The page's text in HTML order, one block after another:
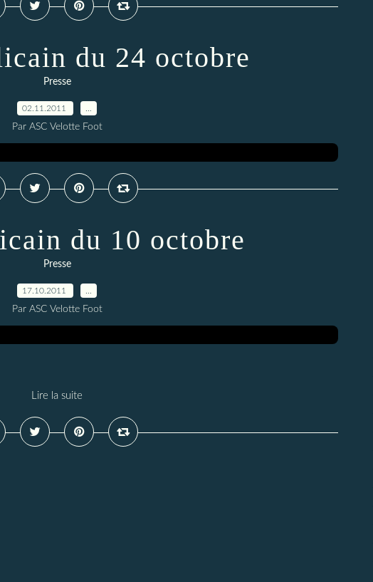
du 24 octobre
Presse
02.11.2011
Par ASC Velotte Foot
du 10 octobre
Presse
17.10.2011
Par ASC Velotte Foot
Lire la suite